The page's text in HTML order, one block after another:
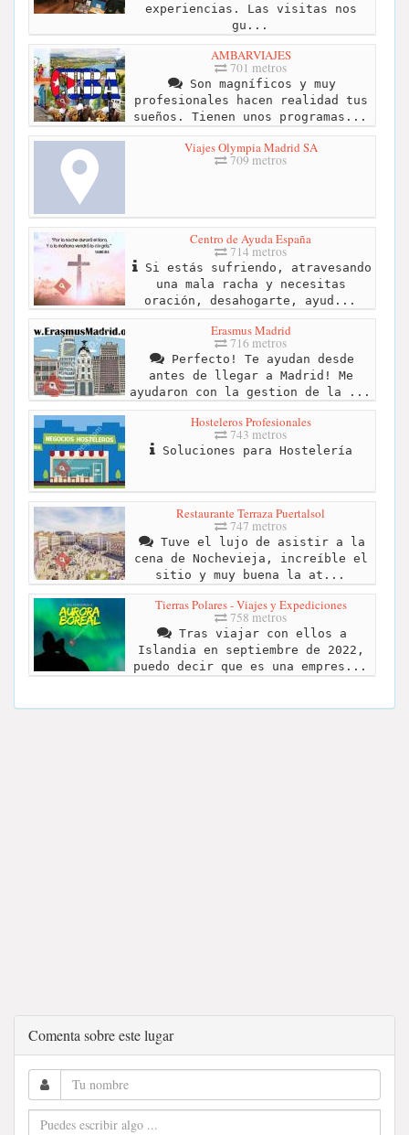
experiencias. Las visitas nos
gu...
AMBARVIAJES
701 metros
Son magníficos y muy
profesionales hacen realidad tus
sueños. Tienen unos programas...
Viajes Olympia Madrid SA
709 metros
Centro de Ayuda España
714 metros
Si estás sufriendo, atravesando
una mala racha y necesitas
oración, desahogarte, ayud...
Erasmus Madrid
716 metros
Perfecto! Te ayudan desde
antes de llegar a Madrid! Me
ayudaron con la gestion de la ...
Hosteleros Profesionales
743 metros
Soluciones para Hostelería
Restaurante Terraza Puertalsol
747 metros
Tuve el lujo de asistir a la
cena de Nochevieja, increíble el
sitio y muy buena la at...
Tierras Polares - Viajes y Expediciones
758 metros
Tras viajar con ellos a
Islandia en septiembre de 2022,
puedo decir que es una empres...
Comenta sobre este lugar